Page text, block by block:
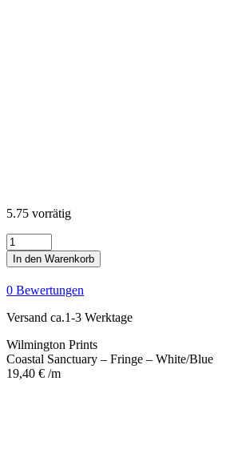
5.75 vorrätig
Coastal
Sanctuary
-
Fringe
-
White/Blue
Menge
In den Warenkorb
0 Bewertungen
Versand ca.1-3 Werktage
Wilmington Prints
Coastal Sanctuary – Fringe – White/Blue
19,40 € /m